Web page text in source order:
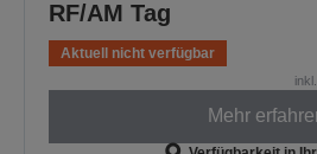
RF/AM Tag
Aktuell nicht verfügbar
Mehr